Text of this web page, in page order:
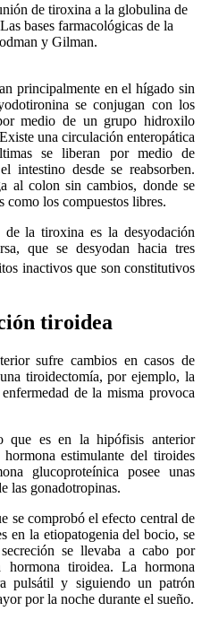
de tiroxina a la globulina de
bases farmacológicas de la
y Gilman.
principalmente en el hígado sin
se conjugan con los
medio de un grupo hidroxilo
una circulación enteropática
se liberan por medio de
intestino desde se reabsorben.
al colon sin cambios, donde se
como los compuestos libres.
la tiroxina es la desyodación
que se desyodan hacia tres
inactivos que son constitutivos
tiroidea
sufre cambios en casos de
tiroidectomía, por ejemplo, la
de la misma provoca
que es en la hipófisis anterior
estimulante del tiroides
glucoproteínica posee unas
las gonadotropinas.
se comprobó el efecto central de
en la etiopatogenia del bocio, se
se llevaba a cabo por
hormona tiroidea. La hormona
pulsátil y siguiendo un patrón
por la noche durante el sueño.